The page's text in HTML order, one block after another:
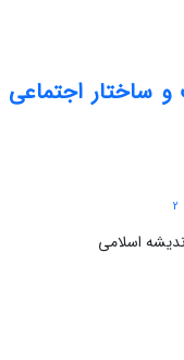
و ساختار اجتماعی
2
اسلامی